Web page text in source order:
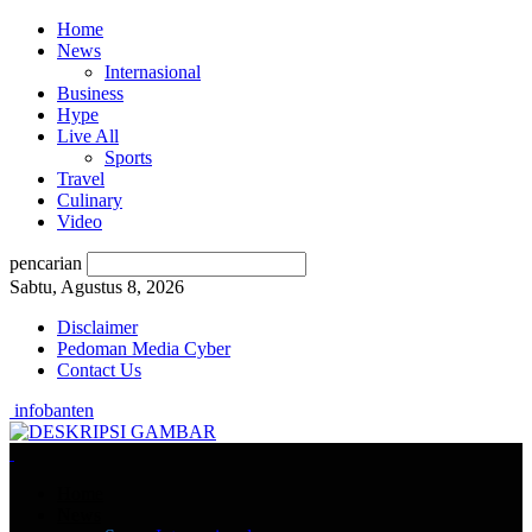
Home
News
Internasional
Business
Hype
Live All
Sports
Travel
Culinary
Video
pencarian
Sabtu, Agustus 8, 2026
Disclaimer
Pedoman Media Cyber
Contact Us
infobanten